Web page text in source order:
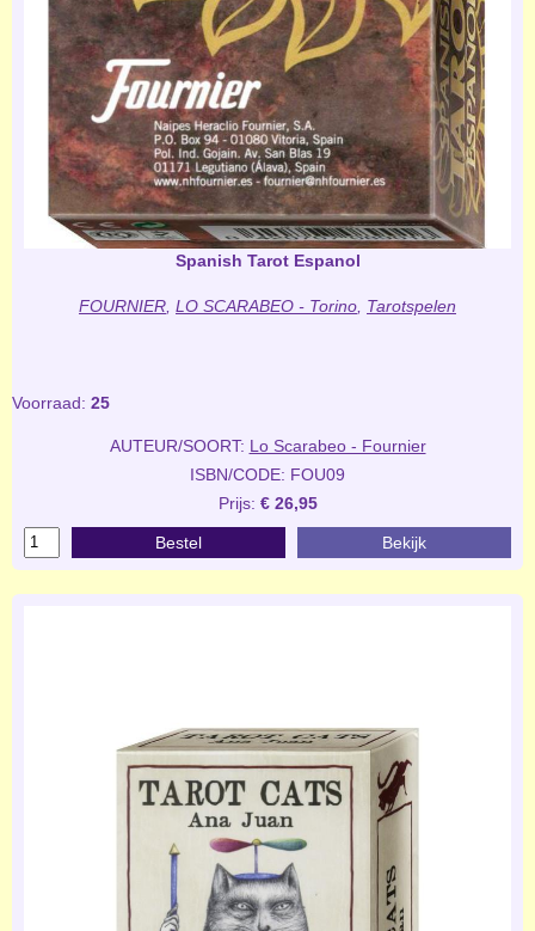
Spanish Tarot Espanol
FOURNIER LO SCARABEO - Torino Tarotspelen
Voorraad: 25
AUTEUR/SOORT: Lo Scarabeo - Fournier
ISBN/CODE: FOU09
Prijs: € 26,95
Bestel Bekijk